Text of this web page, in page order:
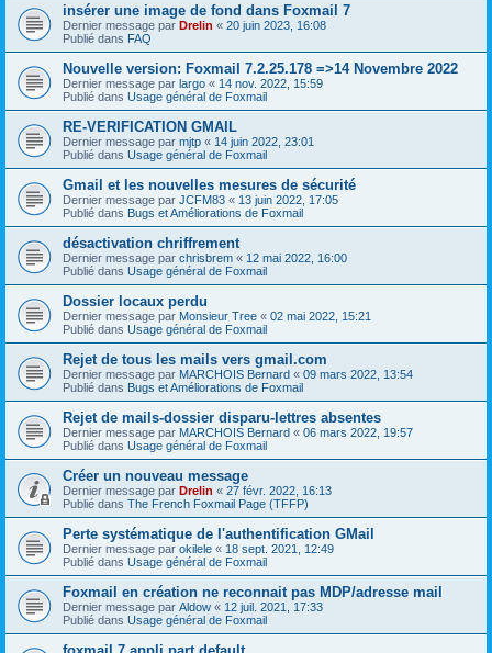
insérer une image de fond dans Foxmail 7
Dernier message par Drelin « 20 juin 2023, 16:08
Publié dans FAQ
Nouvelle version: Foxmail 7.2.25.178 =>14 Novembre 2022
Dernier message par largo « 14 nov. 2022, 15:59
Publié dans Usage général de Foxmail
RE-VERIFICATION GMAIL
Dernier message par mjtp « 14 juin 2022, 23:01
Publié dans Usage général de Foxmail
Gmail et les nouvelles mesures de sécurité
Dernier message par JCFM83 « 13 juin 2022, 17:05
Publié dans Bugs et Améliorations de Foxmail
désactivation chriffrement
Dernier message par chrisbrem « 12 mai 2022, 16:00
Publié dans Usage général de Foxmail
Dossier locaux perdu
Dernier message par Monsieur Tree « 02 mai 2022, 15:21
Publié dans Usage général de Foxmail
Rejet de tous les mails vers gmail.com
Dernier message par MARCHOIS Bernard « 09 mars 2022, 13:54
Publié dans Bugs et Améliorations de Foxmail
Rejet de mails-dossier disparu-lettres absentes
Dernier message par MARCHOIS Bernard « 06 mars 2022, 19:57
Publié dans Usage général de Foxmail
Créer un nouveau message
Dernier message par Drelin « 27 févr. 2022, 16:13
Publié dans The French Foxmail Page (TFFP)
Perte systématique de l'authentification GMail
Dernier message par okilele « 18 sept. 2021, 12:49
Publié dans Usage général de Foxmail
Foxmail en création ne reconnait pas MDP/adresse mail
Dernier message par Aldow « 12 juil. 2021, 17:33
Publié dans Usage général de Foxmail
foxmail 7 appli part default